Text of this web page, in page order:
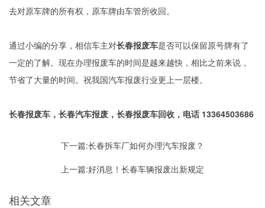
去对原车牌的所有权，原车牌由车管所收回。
通过小编的分享，相信车主对长春报废车是否可以保留原号牌有了
一定的了解。现在办理报废车的时间是越来越快，相比之前来说，
节省了大量的时间。祝我国汽车报废行业更上一层楼。
长春报废车，长春汽车报废，长春报废车回收，电话 13364503686
下一篇:长春拆车厂如何办理汽车报废？
上一篇:好消息！长春车辆报废出新规定
相关文章